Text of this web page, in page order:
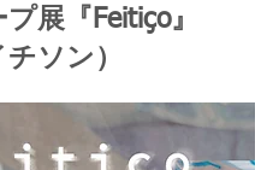
プ展『Feitiço』
チソン）